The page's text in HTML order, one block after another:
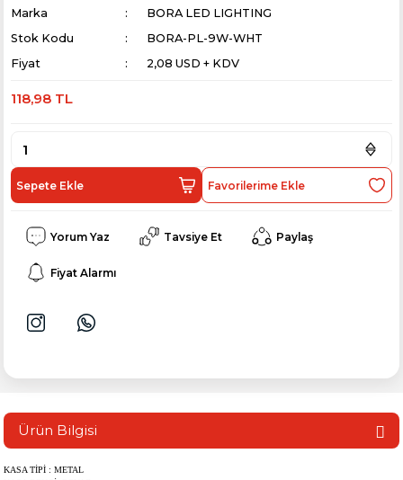
Marka
BORA LED LIGHTING
Stok Kodu
BORA-PL-9W-WHT
Fiyat
2,08 USD + KDV
118,98 TL
Sepete Ekle
Yorum Yaz Tavsiye Et Paylaş
Fiyat Alarmı
Ürün Bilgisi
KASA TİPİ : METAL